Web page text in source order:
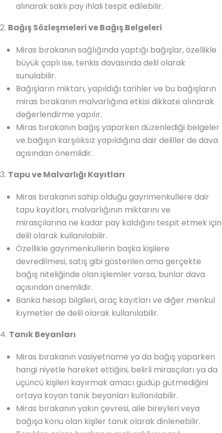
alınarak saklı pay ihlali tespit edilebilir.
2. Bağış Sözleşmeleri ve Bağış Belgeleri
Miras bırakanın sağlığında yaptığı bağışlar, özellikle
büyük çaplı ise, tenkis davasında delil olarak
sunulabilir.
Bağışların miktarı, yapıldığı tarihler ve bu bağışların
miras bırakanın malvarlığına etkisi dikkate alınarak
değerlendirme yapılır.
Miras bırakanın bağış yaparken düzenlediği belgeler
ve bağışın karşılıksız yapıldığına dair deliller de dava
açısından önemlidir.
3. Tapu ve Malvarlığı Kayıtları
Miras bırakanın sahip olduğu gayrimenkullere dair
tapu kayıtları, malvarlığının miktarını ve
mirasçılarına ne kadar pay kaldığını tespit etmek için
delil olarak kullanılabilir.
Özellikle gayrimenkullerin başka kişilere
devredilmesi, satış gibi gösterilen ama gerçekte
bağış niteliğinde olan işlemler varsa, bunlar dava
açısından önemlidir.
Banka hesap bilgileri, araç kayıtları ve diğer menkul
kıymetler de delil olarak kullanılabilir.
4. Tanık Beyanları
Miras bırakanın vasiyetname ya da bağış yaparken
hangi niyetle hareket ettiğini, belirli mirasçıları ya da
üçüncü kişileri kayırmak amacı güdüp gütmediğini
ortaya koyan tanık beyanları kullanılabilir.
Miras bırakanın yakın çevresi, aile bireyleri veya
bağışa konu olan kişiler tanık olarak dinlenebilir.